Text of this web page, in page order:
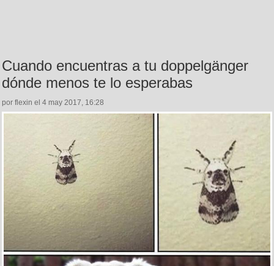
Cuando encuentras a tu doppelgänger
dónde menos te lo esperabas
por flexin el 4 may 2017, 16:28